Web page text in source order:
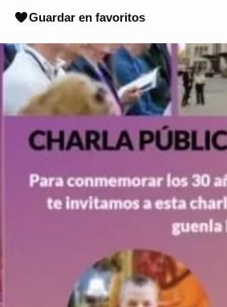
Guardar en favoritos